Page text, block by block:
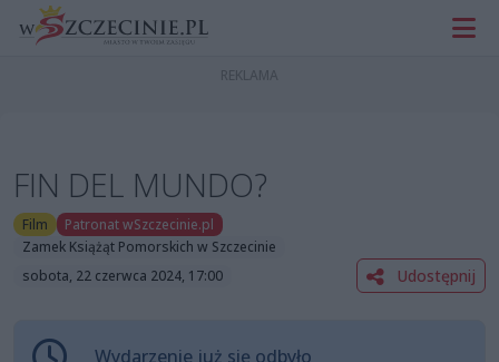
FIN DEL MUNDO?
Film
Patronat wSzczecinie.pl
Zamek Książąt Pomorskich w Szczecinie
sobota, 22 czerwca 2024, 17:00
Udostępnij
Wydarzenie już się odbyło